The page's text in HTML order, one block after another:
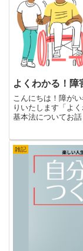
よくわかる！障
こんにちは！障が
りいたします「よ
基本法についてお
雑記